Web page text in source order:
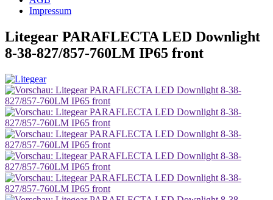
Impressum
Litegear PARAFLECTA LED Downlight
8-38-827/857-760LM IP65 front